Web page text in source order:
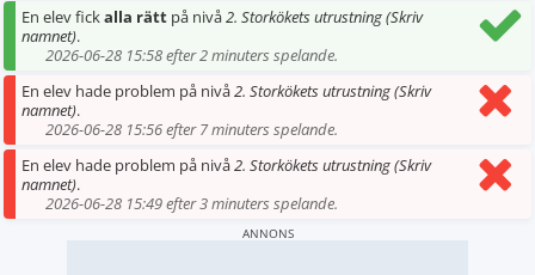
En elev fickalla rätt på nivå2. Storkökets utrustning (Skriv
namnet).
2026-06-28 15:58 efter 2 minuters spelande.
En elev hade problem på nivå2. Storkökets utrustning (Skriv
namnet).
2026-06-28 15:56 efter 7 minuters spelande.
En elev hade problem på nivå2. Storkökets utrustning (Skriv
namnet).
2026-06-28 15:49 efter 3 minuters spelande.
ANNONS